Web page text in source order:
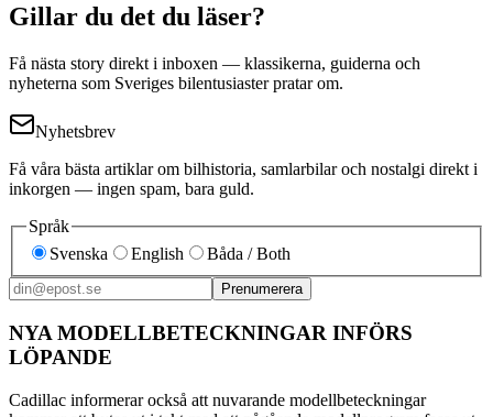
Gillar du det du läser?
Få nästa story direkt i inboxen — klassikerna, guiderna och
nyheterna som Sveriges bilentusiaster pratar om.
Nyhetsbrev
Få våra bästa artiklar om bilhistoria, samlarbilar och nostalgi direkt i
inkorgen — ingen spam, bara guld.
Språk
Svenska
English Båda / Both
Prenumerera
NYA MODELLBETECKNINGAR INFÖRS
LÖPANDE
Cadillac informerar också att nuvarande modellbeteckningar